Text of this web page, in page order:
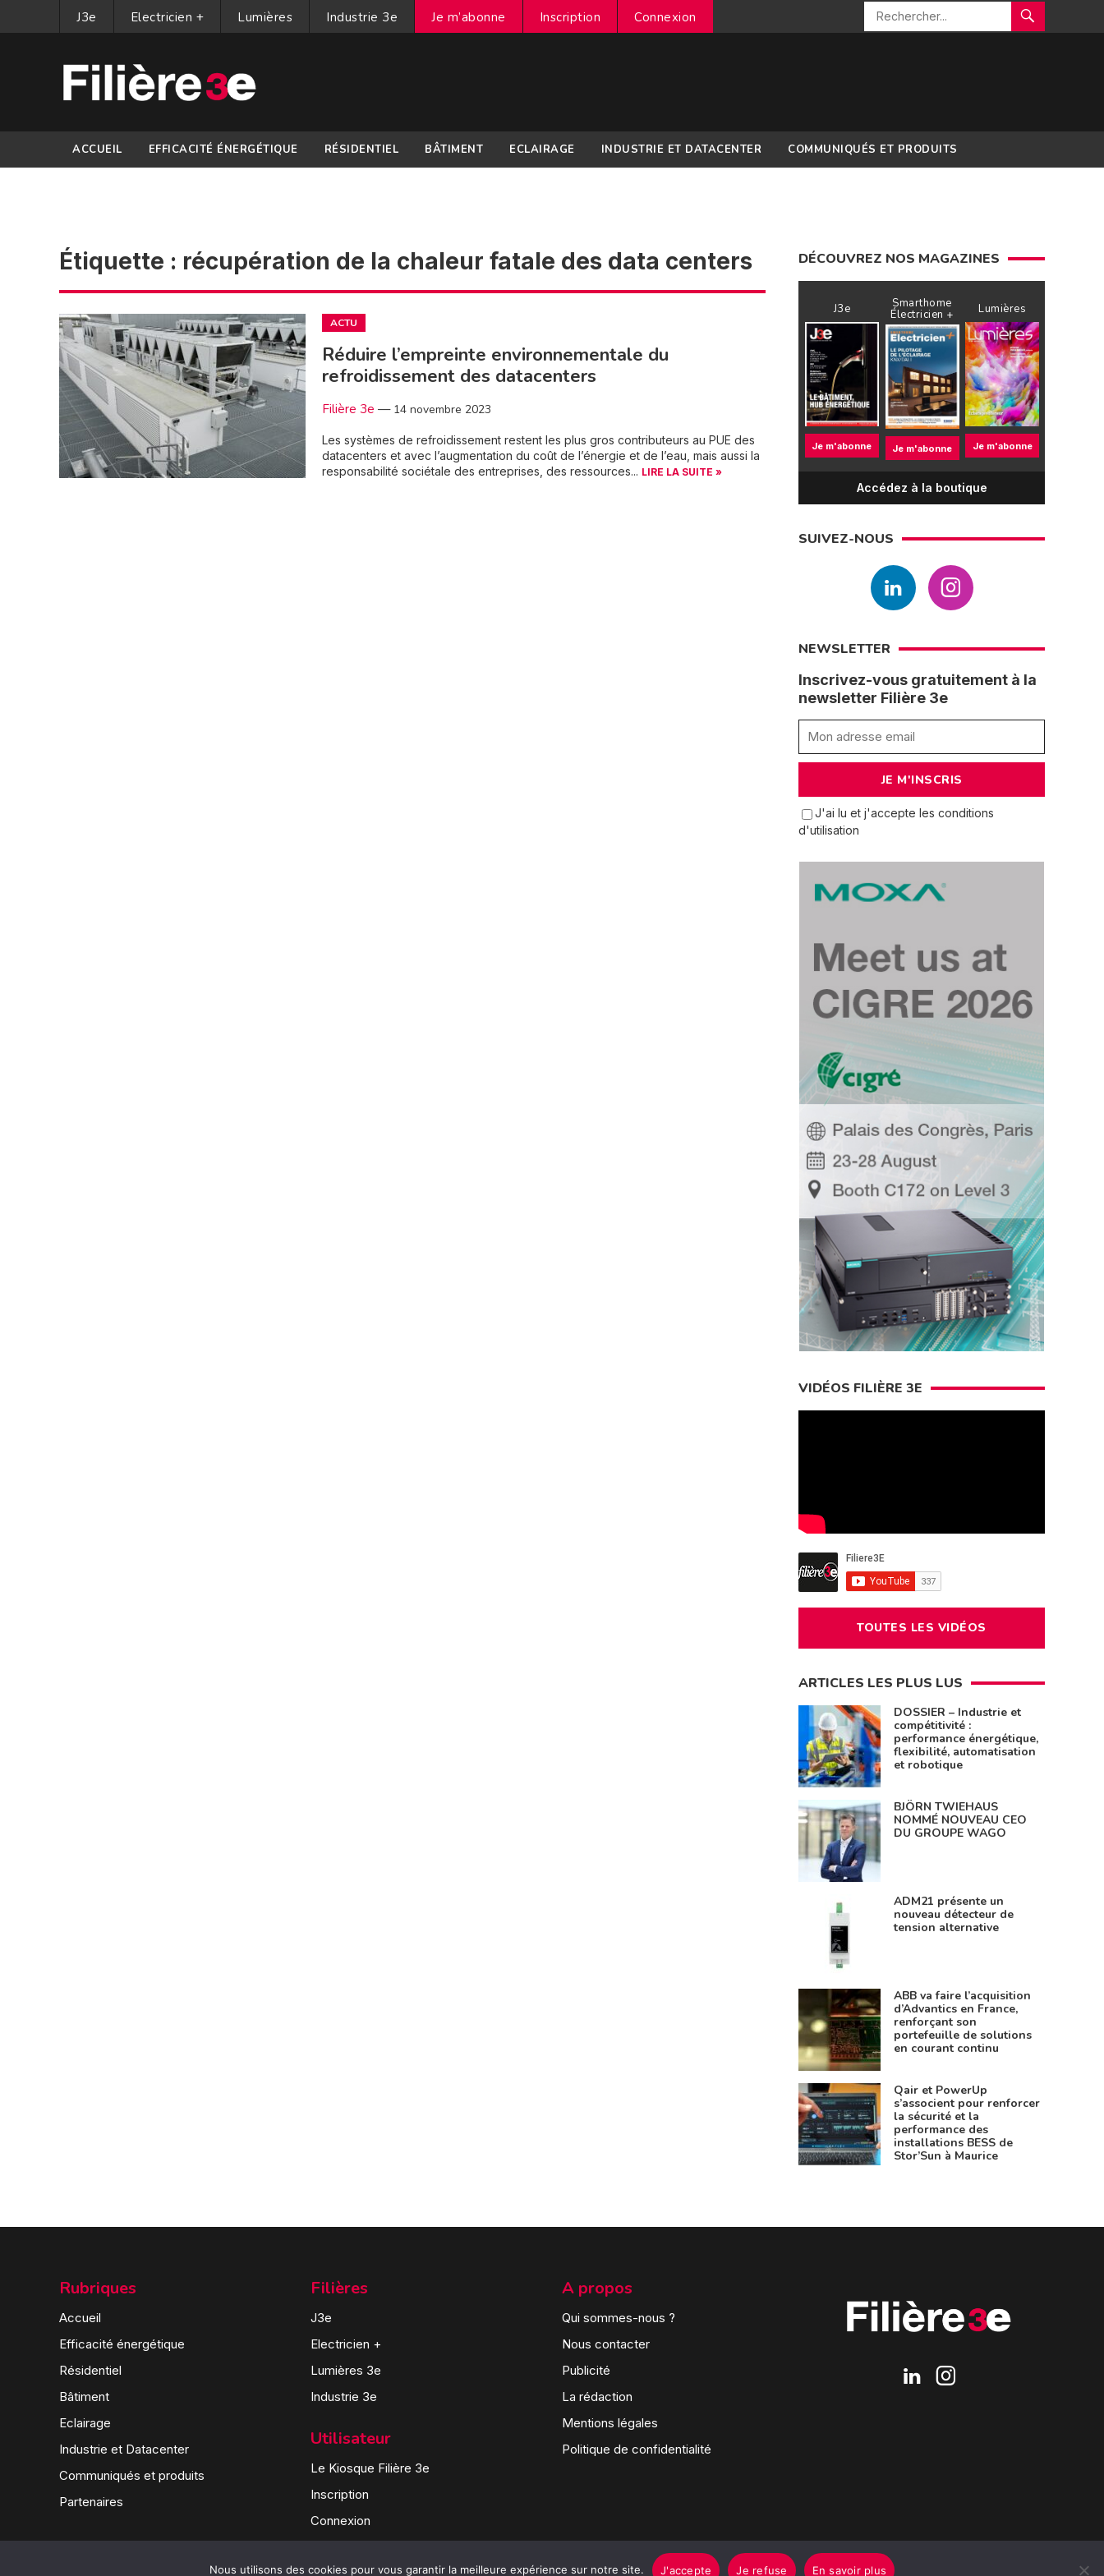
J3e Electricien + Lumières Industrie 3e Je m’abonne Inscription Connexion
ACCUEIL EFFICACITÉ ÉNERGÉTIQUE RÉSIDENTIEL BÂTIMENT ECLAIRAGE INDUSTRIE ET DATACENTER COMMUNIQUÉS ET PRODUITS
Étiquette : récupération de la chaleur fatale des data centers
ACTU
Réduire l’empreinte environnementale du
refroidissement des datacenters
Filière 3e — 14 novembre 2023
Les systèmes de refroidissement restent les plus gros contributeurs au PUE des
datacenters et avec l’augmentation du coût de l’énergie et de l’eau, mais aussi la
responsabilité sociétale des entreprises, des ressources... LIRE LA SUITE »
DÉCOUVREZ NOS MAGAZINES
J3e
Je m'abonne
Smarthome
Électricien +
Je m'abonne
Lumières
Je m'abonne
Accédez à la boutique
SUIVEZ-NOUS
NEWSLETTER
Inscrivez-vous gratuitement à la
newsletter Filière 3e
J'ai lu et j'accepte les conditions
d'utilisation
VIDÉOS FILIÈRE 3E
TOUTES LES VIDÉOS
ARTICLES LES PLUS LUS
DOSSIER – Industrie et
compétitivité :
performance énergétique,
flexibilité, automatisation
et robotique
BJÖRN TWIEHAUS
NOMMÉ NOUVEAU CEO
DU GROUPE WAGO
ADM21 présente un
nouveau détecteur de
tension alternative
ABB va faire l’acquisition
d’Advantics en France,
renforçant son
portefeuille de solutions
en courant continu
Qair et PowerUp
s’associent pour renforcer
la sécurité et la
performance des
installations BESS de
Stor’Sun à Maurice
Rubriques
Accueil
Efficacité énergétique
Résidentiel
Bâtiment
Eclairage
Industrie et Datacenter
Communiqués et produits
Partenaires
Filières
J3e
Electricien +
Lumières 3e
Industrie 3e
Utilisateur
Le Kiosque Filière 3e
Inscription
Connexion
A propos
Qui sommes-nous ?
Nous contacter
Publicité
La rédaction
Mentions légales
Politique de confidentialité
Nous utilisons des cookies pour vous garantir la meilleure expérience sur notre site. J'accepte Je refuse En savoir plus